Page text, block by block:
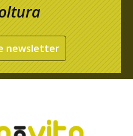
newsletter